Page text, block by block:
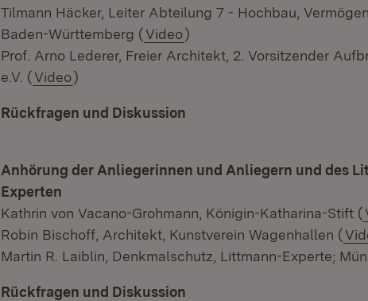
Tilmann Häcker, Leiter Abteilung 7 - Hochbau,
Baden-Württemberg (Video)
Prof. Arno Lederer, Freier Architekt, 2. Vorsitzender
e.V. (Video)
Rückfragen und Diskussion
Anhörung der Anliegerinnen und Anliegern und des
Experten
Kathrin von Vacano-Grohmann, Königin-Katharina-Stift (
Robin Bischoff, Architekt, Kunstverein Wagenhallen (
Martin R. Laiblin, Denkmalschutz, Littmann-Experte;
Rückfragen und Diskussion